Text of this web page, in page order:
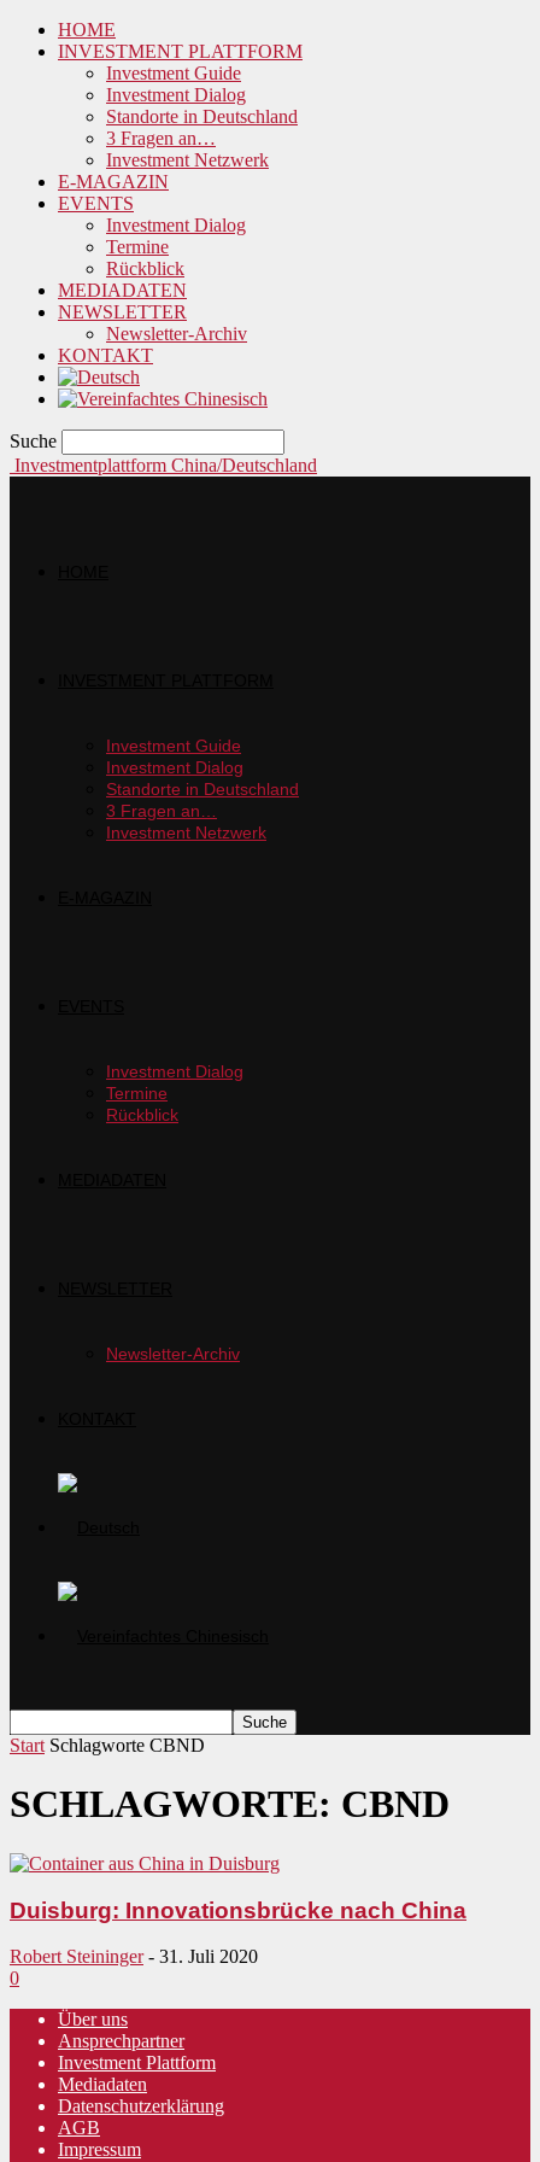
HOME
INVESTMENT PLATTFORM
Investment Guide
Investment Dialog
Standorte in Deutschland
3 Fragen an…
Investment Netzwerk
E-MAGAZIN
EVENTS
Investment Dialog
Termine
Rückblick
MEDIADATEN
NEWSLETTER
Newsletter-Archiv
KONTAKT
Suche
Investmentplattform China/Deutschland
Investment Guide
Investment Dialog
Standorte in Deutschland
3 Fragen an…
Investment Netzwerk
Investment Dialog
Termine
Rückblick
Newsletter-Archiv
Start Schlagworte CBND
SCHLAGWORTE: CBND
Duisburg: Innovationsbrücke nach China
Robert Steininger - 31. Juli 2020
0
Über uns
Ansprechpartner
Investment Plattform
Mediadaten
Datenschutzerklärung
AGB
Impressum